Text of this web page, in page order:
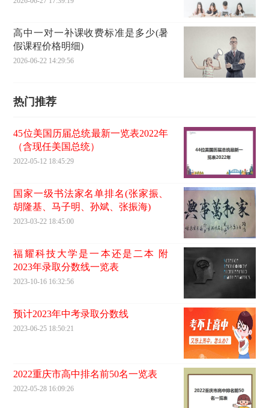
高中一对一补课收费标准是多少(暑
假课程价格明细)
2026-06-22 14:29:56
热门推荐
45位美国历届总统最新一览表2022年
（含现任美国总统）
2022-05-12 18:45:29
国家一级书法家名单排名(张家振、
胡隆基、马子明、孙斌、张振海)
2023-03-22 18:45:00
福耀科技大学是一本还是二本 附
2023年录取分数线一览表
2023-10-16 16:32:56
预计2023年中考录取分数线
2023-06-25 18:50:21
2022重庆市高中排名前50名一览表
2022-05-28 16:09:26